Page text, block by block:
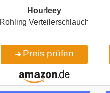
Hourleey
Rohling Verteilerschlauch
Preis prüfen